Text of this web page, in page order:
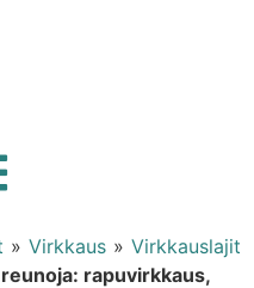
» Virkkaus » Virkkauslajit
rapuvirkkaus,